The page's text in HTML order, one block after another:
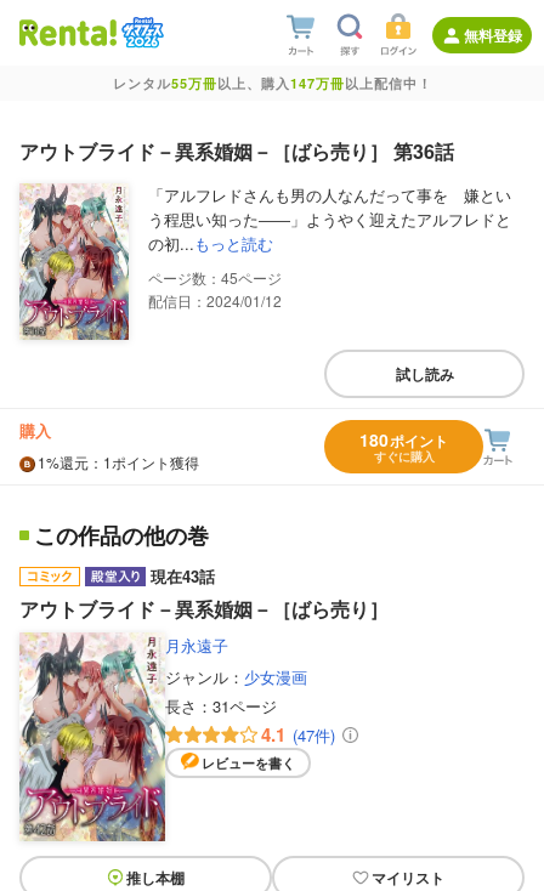
無料登録
レンタル55万冊以上、購入147万冊以上配信中！
アウトブライド－異系婚姻－［ばら売り］ 第36話
「アルフレドさんも男の人なんだって事を 嫌とい
う程思い知った――」ようやく迎えたアルフレドと
の初...もっと読む
45
配信日：2024/01/12
試し読み
購入
1%還元 ：1ポイント獲得
180ポイント
すぐに購入
この作品の他の巻
現在43話
アウトブライド－異系婚姻－［ばら売り］
月永遠子
ジャンル： 少女漫画
長さ： 31ページ
4.1 (47件)
レビューを書く
推し本棚 マイリスト